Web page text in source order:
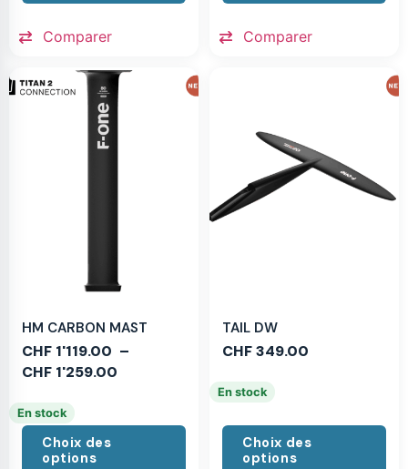
Comparer Comparer
HM CARBON MAST
CHF 1'119.00 –
CHF 1'259.00
En stock
Choix des
options
TAIL DW
CHF349.00
En stock
Choix des
options